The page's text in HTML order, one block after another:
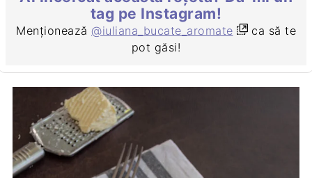
tag pe Instagram!
Menționează @iuliana_bucate_aromate
ca să te
pot găsi!